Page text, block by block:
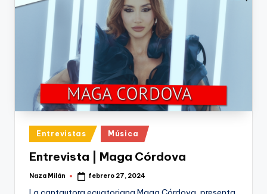
Publicado
en
Entrevistas Música
Entrevista | Maga Córdova
Publicado
Naza Milán febrero 27, 2024